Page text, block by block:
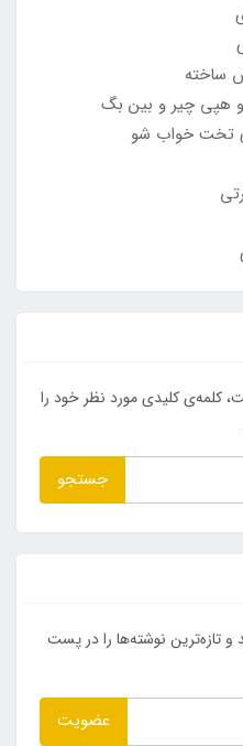
ساخته
هپی چیر و بین بگ
تخت خواب شو
کلمه‌ی کلیدی مورد نظر خود را
جستجو
تازه‌ترین نوشته‌ها را در پست
عضویت